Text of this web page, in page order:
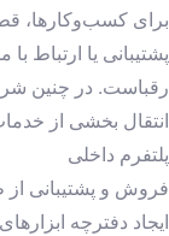
برای کسب‌وکارها،
پشتیبانی یا ارتباط
رقباست. در چنین
انتقال بخشی از
پلتفرم داخلی
فروش و پشتیبانی از
ایجاد دفترچه